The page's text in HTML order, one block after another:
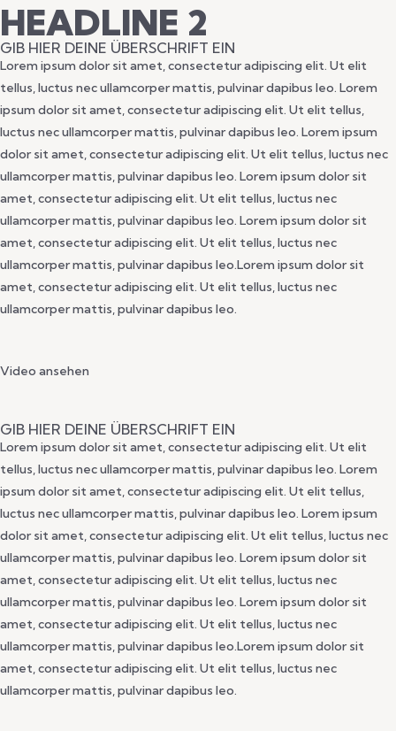
HEADLINE 2
GIB HIER DEINE ÜBERSCHRIFT EIN
Lorem ipsum dolor sit amet, consectetur adipiscing elit. Ut elit
tellus, luctus nec ullamcorper mattis, pulvinar dapibus leo. Lorem
ipsum dolor sit amet, consectetur adipiscing elit. Ut elit tellus,
luctus nec ullamcorper mattis, pulvinar dapibus leo. Lorem ipsum
dolor sit amet, consectetur adipiscing elit. Ut elit tellus, luctus nec
ullamcorper mattis, pulvinar dapibus leo. Lorem ipsum dolor sit
amet, consectetur adipiscing elit. Ut elit tellus, luctus nec
ullamcorper mattis, pulvinar dapibus leo. Lorem ipsum dolor sit
amet, consectetur adipiscing elit. Ut elit tellus, luctus nec
ullamcorper mattis, pulvinar dapibus leo.Lorem ipsum dolor sit
amet, consectetur adipiscing elit. Ut elit tellus, luctus nec
ullamcorper mattis, pulvinar dapibus leo.
Video ansehen
GIB HIER DEINE ÜBERSCHRIFT EIN
Lorem ipsum dolor sit amet, consectetur adipiscing elit. Ut elit
tellus, luctus nec ullamcorper mattis, pulvinar dapibus leo. Lorem
ipsum dolor sit amet, consectetur adipiscing elit. Ut elit tellus,
luctus nec ullamcorper mattis, pulvinar dapibus leo. Lorem ipsum
dolor sit amet, consectetur adipiscing elit. Ut elit tellus, luctus nec
ullamcorper mattis, pulvinar dapibus leo. Lorem ipsum dolor sit
amet, consectetur adipiscing elit. Ut elit tellus, luctus nec
ullamcorper mattis, pulvinar dapibus leo. Lorem ipsum dolor sit
amet, consectetur adipiscing elit. Ut elit tellus, luctus nec
ullamcorper mattis, pulvinar dapibus leo.Lorem ipsum dolor sit
amet, consectetur adipiscing elit. Ut elit tellus, luctus nec
ullamcorper mattis, pulvinar dapibus leo.